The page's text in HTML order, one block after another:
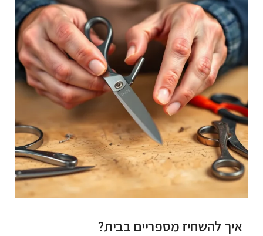
איך להשחיז מספריים בבית?